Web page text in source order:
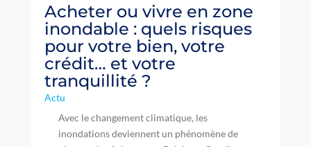
Acheter ou vivre en zone
inondable : quels risques
pour votre bien, votre
crédit… et votre
tranquillité ?
Actu
Avec le changement climatique, les
inondations deviennent un phénomène de